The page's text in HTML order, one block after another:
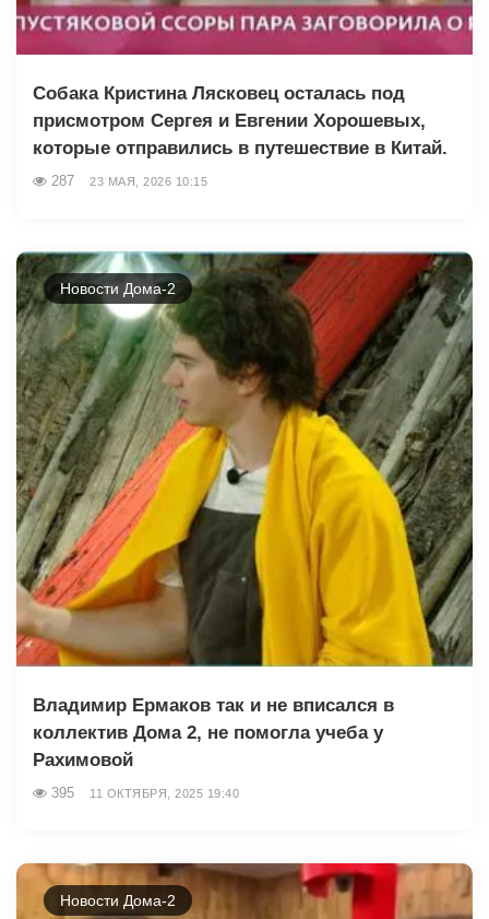
Собака Кристина Лясковец осталась под
присмотром Сергея и Евгении Хорошевых,
которые отправились в путешествие в Китай.
287 23 МАЯ, 2026 10:15
Новости Дома-2
Владимир Ермаков так и не вписался в
коллектив Дома 2, не помогла учеба у
Рахимовой
395 11 ОКТЯБРЯ, 2025 19:40
Новости Дома-2